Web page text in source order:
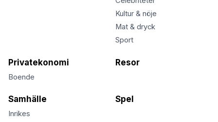
Kultur & nöje
Mat & dryck
Sport
Privatekonomi
Boende
Resor
Samhälle
Inrikes
Spel